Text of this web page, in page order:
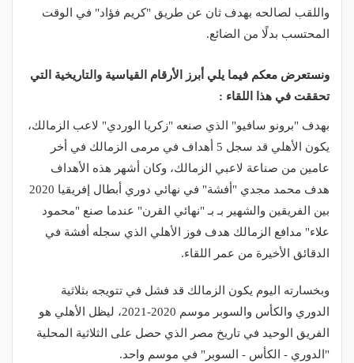
واللقب لصالحه بهدف ثان عن طريق "كريم فؤاد" في الوقت
المحتسب بدلًا من الضائع.
ونستعرض معكم فيما يلي أبرز الأرقام القياسية والتاريخية التي
تحققت في هذا اللقاء :
بهدف "برونو سافيو" الذي صنعه "زكريا الوردي" لاعب الزمالك،
يكون الأهلي قد سجل 5 أهداف في مرمى الزمالك في أخر
عامين من صناعة لاعبي الزمالك، وكان أشهر هذه الأهداف
هدف محمد مجدي "أفشة" في نهائي دوري أبطال إفريقيا 2020
بين الفريقين والشهير بـ بـ "نهائي القرن" عندما صنع "محمود
علاء" مدافع الزمالك هدف فوز الأهلي الذي سجله أفشة في
الدقائق الأخيرة من عمر اللقاء.
وبخسارته اليوم يكون الزمالك قد فشل في تتويجه بثلاثية
الدوري والكأس والسوبر موسم 2020-2021، ليظل الأهلي هو
الفريق الوحيد في تاريخ مصر الذي حصل على الثلاثية المحلية
"الدوري - الكأس - السوبر" في موسم واحد.